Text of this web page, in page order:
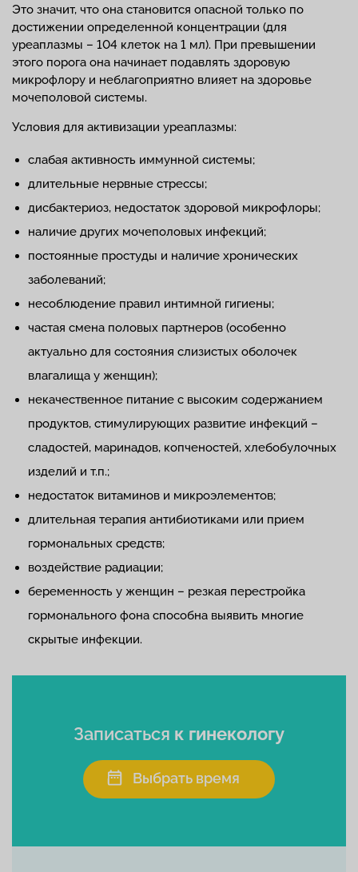
Это значит, что она становится опасной только по
достижении определенной концентрации (для
уреаплазмы – 104 клеток на 1 мл). При превышении
этого порога она начинает подавлять здоровую
микрофлору и неблагоприятно влияет на здоровье
мочеполовой системы.
Условия для активизации уреаплазмы:
слабая активность иммунной системы;
длительные нервные стрессы;
дисбактериоз, недостаток здоровой микрофлоры;
наличие других мочеполовых инфекций;
постоянные простуды и наличие хронических
заболеваний;
несоблюдение правил интимной гигиены;
частая смена половых партнеров (особенно
актуально для состояния слизистых оболочек
влагалища у женщин);
некачественное питание с высоким содержанием
продуктов, стимулирующих развитие инфекций –
сладостей, маринадов, копченостей, хлебобулочных
изделий и т.п.;
недостаток витаминов и микроэлементов;
длительная терапия антибиотиками или прием
гормональных средств;
воздействие радиации;
беременность у женщин – резкая перестройка
гормонального фона способна выявить многие
скрытые инфекции.
Записаться к гинекологу
Выбрать время